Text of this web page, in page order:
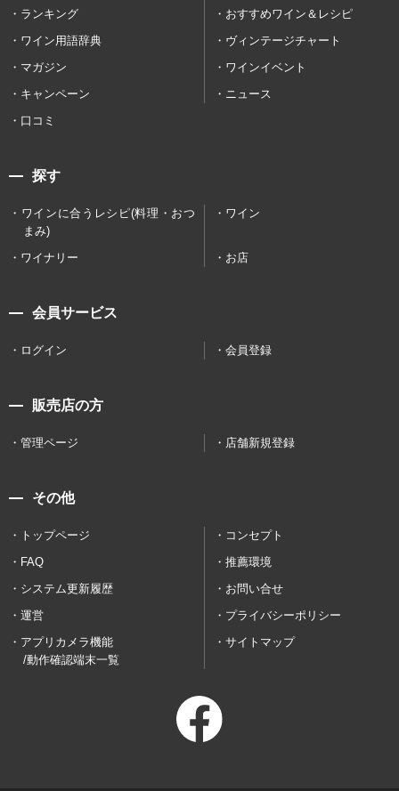
ランキング
おすすめワイン＆レシピ
ワイン用語辞典
ヴィンテージチャート
マガジン
ワインイベント
キャンペーン
ニュース
口コミ
探す
ワインに合うレシピ(料理・おつ
まみ)
ワイン
ワイナリー お店
会員サービス
ログイン 会員登録
販売店の方
管理ページ 店舗新規登録
その他
トップページ
コンセプト
FAQ
推薦環境
システム更新履歴
お問い合せ
運営
プライバシーポリシー
アプリカメラ機能
/動作確認端末一覧
サイトマップ